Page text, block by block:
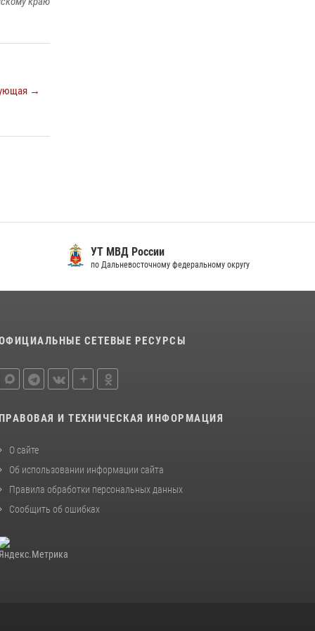
→
УТ МВД России
по Дальневосточному федеральному округу
СЕТЕВЫЕ РЕСУРСЫ
ПРАВОВАЯ И ТЕХНИЧЕСКАЯ ИНФОРМАЦИЯ
О сайте
Об использовании информации сайта
Правила обработки персональных данных
Сообщить об ошибках